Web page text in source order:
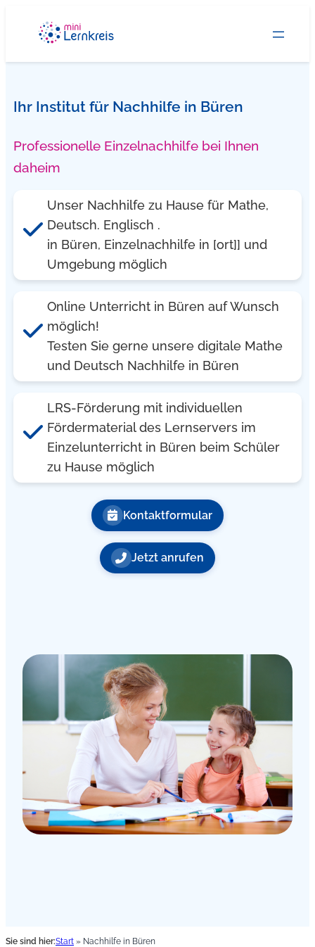
springen
Ihr Institut für Nachhilfe in Büren
Professionelle Einzelnachhilfe bei Ihnen
daheim
Unser Nachhilfe zu Hause für Mathe,
Deutsch. Englisch .
in Büren, Einzelnachhilfe in [ort]] und
Umgebung möglich
Online Unterricht in Büren auf Wunsch
möglich!
Testen Sie gerne unsere digitale Mathe
und Deutsch Nachhilfe in Büren
LRS-Förderung mit individuellen
Fördermaterial des Lernservers im
Einzelunterricht in Büren beim Schüler
zu Hause möglich
Kontaktformular
Jetzt anrufen
Sie sind hier:Start » Nachhilfe in Büren